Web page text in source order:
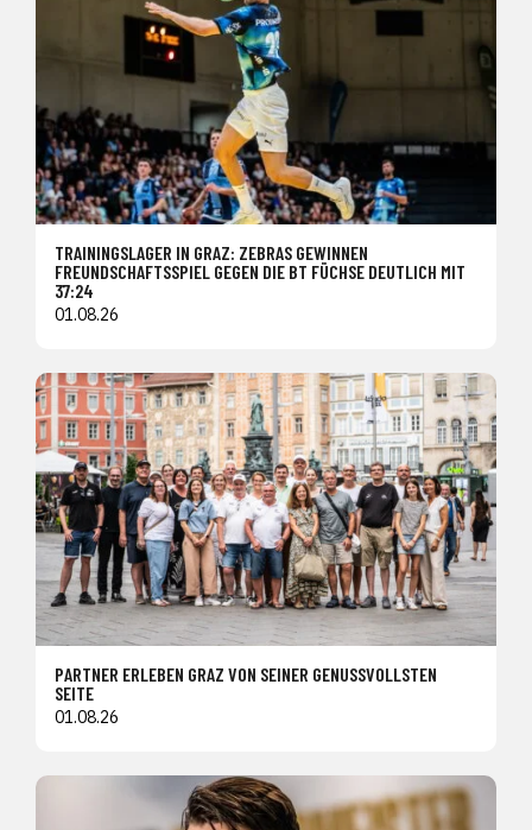
TRAININGSLAGER IN GRAZ: ZEBRAS GEWINNEN
FREUNDSCHAFTSSPIEL GEGEN DIE BT FÜCHSE DEUTLICH MIT
37:24
01.08.26
PARTNER ERLEBEN GRAZ VON SEINER GENUSSVOLLSTEN
SEITE
01.08.26